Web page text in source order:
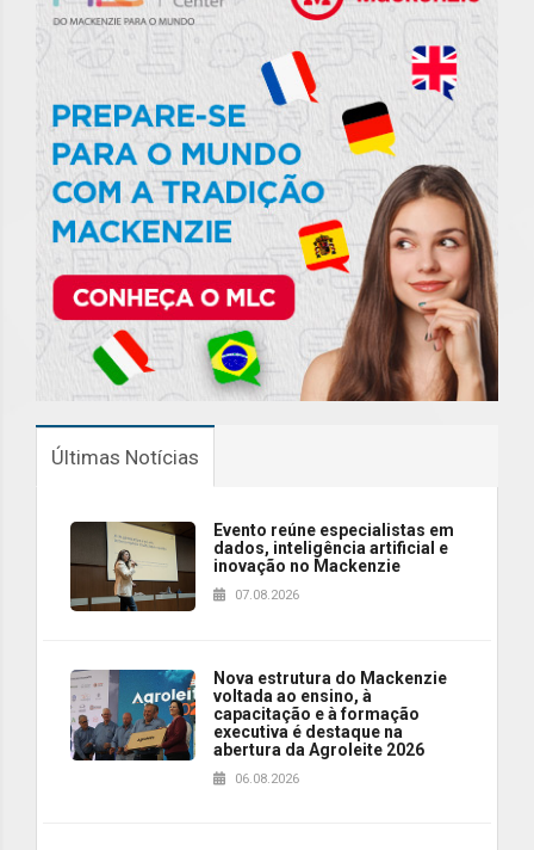
Últimas Notícias
Evento reúne especialistas em
dados, inteligência artificial e
inovação no Mackenzie
07.08.2026
Nova estrutura do Mackenzie
voltada ao ensino, à
capacitação e à formação
executiva é destaque na
abertura da Agroleite 2026
06.08.2026